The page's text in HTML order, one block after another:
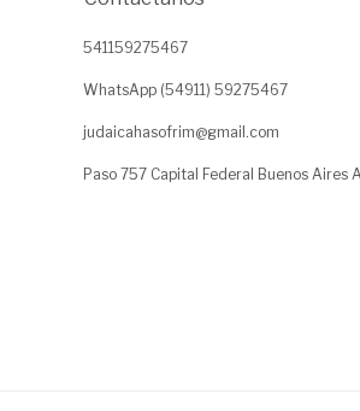
541159275467
WhatsApp (54911) 59275467
judaicahasofrim@gmail.com
Paso 757 Capital Federal Buenos Aires